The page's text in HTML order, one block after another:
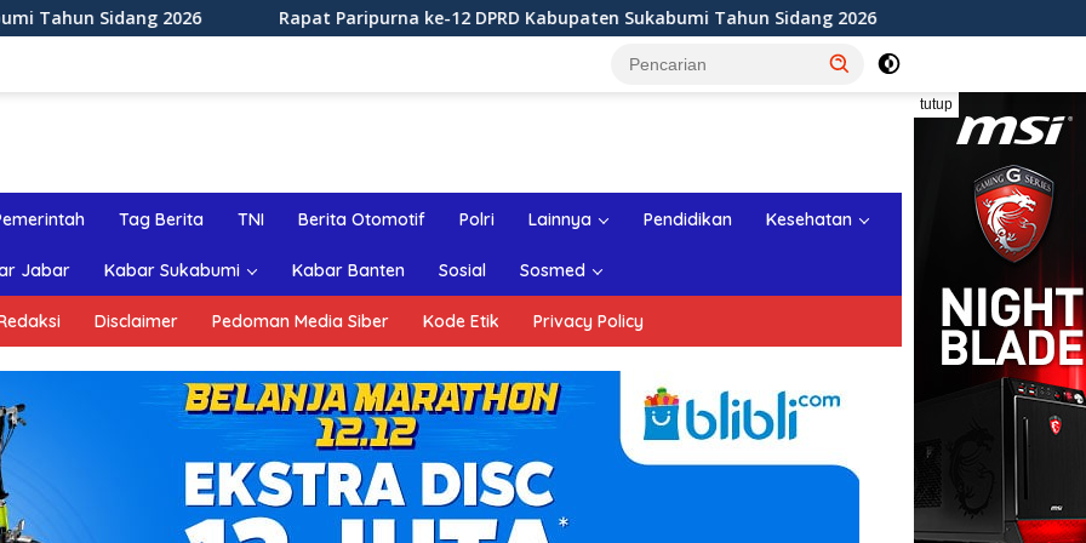
Rapat Paripurna ke-12 DPRD Kabupaten Sukabumi Tahun Sidang 2026 Rapat Paripurna ke-11 DPRD
tutup
Tag Berita TNI Berita Otomotif Polri Lainnya Pendidikan Kesehatan
Jabar Kabar Sukabumi Kabar Banten Sosial Sosmed
Disclaimer Pedoman Media Siber Kode Etik Privacy Policy